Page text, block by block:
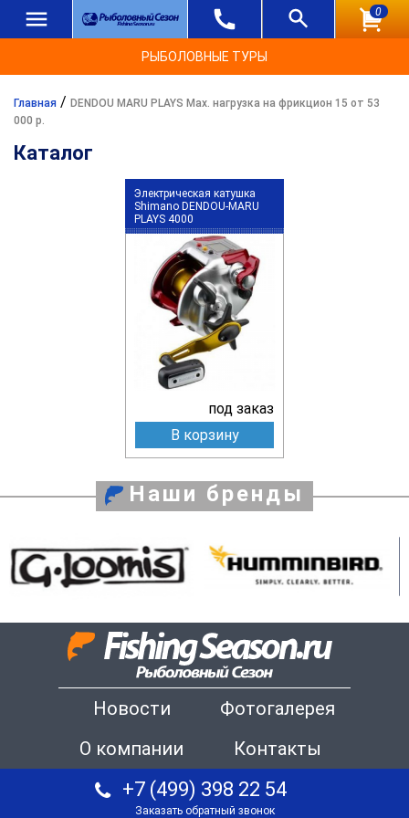
0
РЫБОЛОВНЫЕ ТУРЫ
Главная / DENDOU MARU PLAYS Max. нагрузка на фрикцион 15 от 53
000 р.
Каталог
Электрическая катушка
Shimano DENDOU-MARU
PLAYS 4000
под заказ
В корзину
Наши бренды
Новости
Фотогалерея
О компании
Контакты
+7 (499) 398 22 54
Заказать обратный звонок